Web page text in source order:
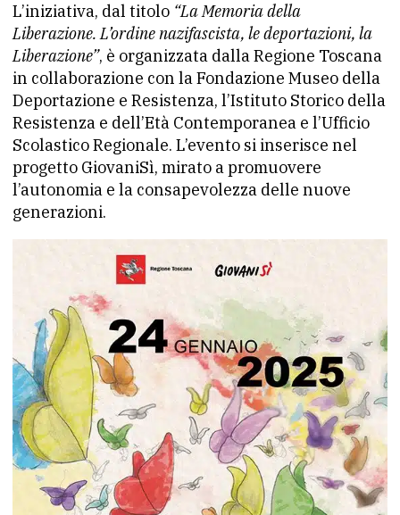
L’iniziativa, dal titolo “La Memoria della
Liberazione. L’ordine nazifascista, le deportazioni, la
Liberazione”, è organizzata dalla Regione Toscana
in collaborazione con la Fondazione Museo della
Deportazione e Resistenza, l’Istituto Storico della
Resistenza e dell’Età Contemporanea e l’Ufficio
Scolastico Regionale. L’evento si inserisce nel
progetto GiovaniSì, mirato a promuovere
l’autonomia e la consapevolezza delle nuove
generazioni.